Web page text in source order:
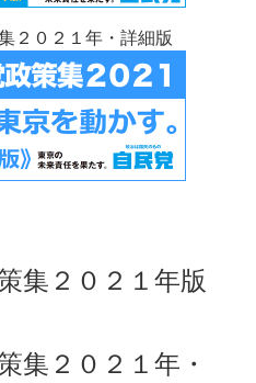
２０２１年・詳細版
集２０２１年版
集２０２１年・